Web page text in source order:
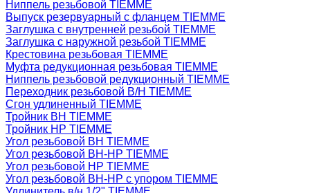
Ниппель резьбовой TIEMME
Выпуск резервуарный с фланцем TIEMME
Заглушка с внутренней резьбой TIEMME
Заглушка с наружной резьбой TIEMME
Крестовина резьбовая TIEMME
Муфта редукционная резьбовая TIEMME
Ниппель резьбовой редукционный TIEMME
Переходник резьбовой В/Н TIEMME
Сгон удлиненный TIEMME
Тройник ВН TIEMME
Тройник НР TIEMME
Угол резьбовой ВН TIEMME
Угол резьбовой ВН-НР TIEMME
Угол резьбовой НР TIEMME
Угол резьбовой ВН-НР с упором TIEMME